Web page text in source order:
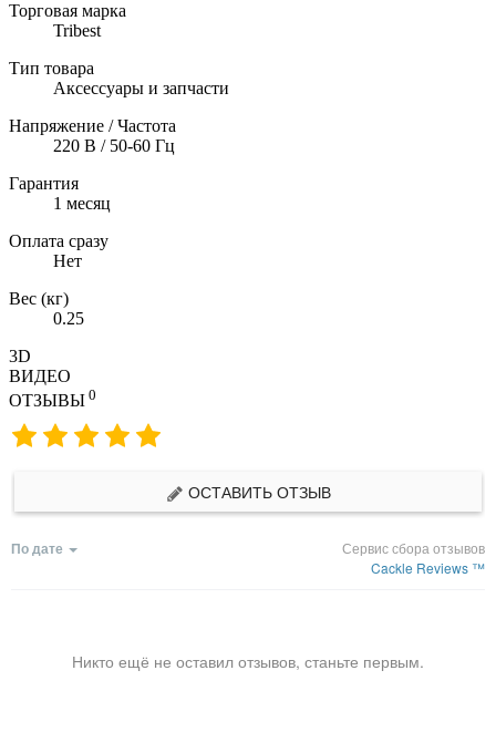
Торговая марка
Tribest
Тип товара
Аксессуары и запчасти
Напряжение / Частота
220 В / 50-60 Гц
Гарантия
1 месяц
Оплата сразу
Нет
Вес (кг)
0.25
3D
ВИДЕО
ОТЗЫВЫ 0
ОСТАВИТЬ ОТЗЫВ
По дате
Сервис сбора отзывов
Cackle Reviews ™
Никто ещё не оставил отзывов, станьте первым.